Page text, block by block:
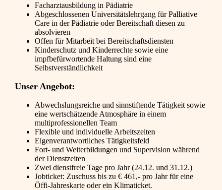
Facharztausbildung in Pädiatrie
Abgeschlossenen Universitätslehrgang für Palliative
Care in der Pädiatrie oder Bereitschaft diesen zu
absolvieren
Offen für Mitarbeit bei Bereitschaftsdiensten
Kinderschutz und Kinderrechte sowie eine
impfbefürwortende Haltung sind eine
Selbstverständlichkeit
Unser Angebot:
Abwechslungsreiche und sinnstiftende Tätigkeit sowie
eine wertschätzende Atmosphäre in einem
multiprofessionellen Team
Flexible und individuelle Arbeitszeiten
Eigenverantwortliches Tätigkeitsfeld
Fort- und Weiterbildungen und Supervision während
der Dienstzeiten
Zwei dienstfreie Tage pro Jahr (24.12. und 31.12.)
Jobticket: Zuschuss bis zu € 461,- pro Jahr für eine
Öffi-Jahreskarte oder ein Klimaticket.